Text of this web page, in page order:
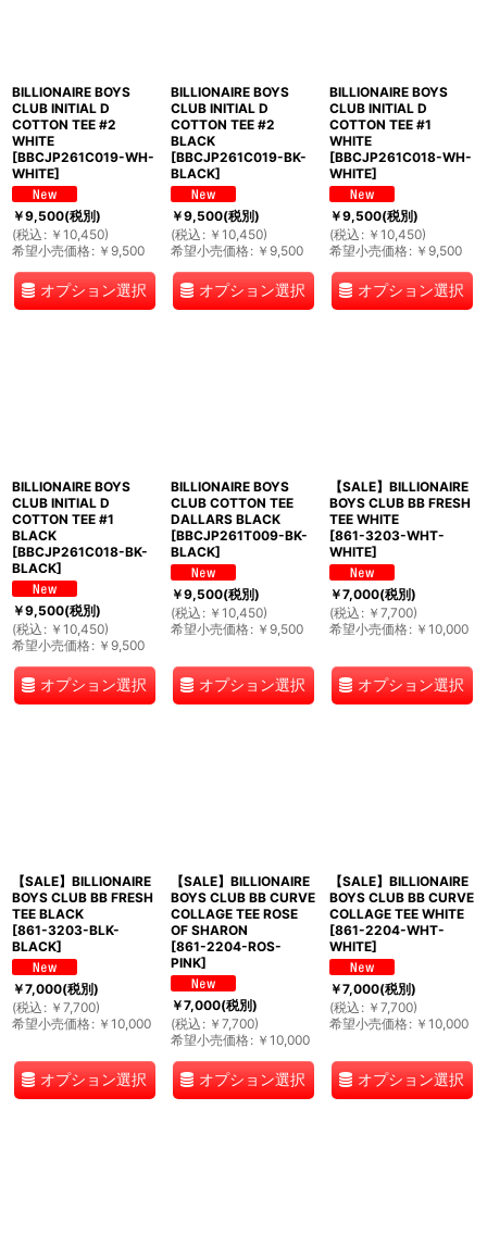
BILLIONAIRE BOYS
CLUB INITIAL D
COTTON TEE #2
WHITE
[BBCJP261C019-WH-
WHITE]
￥9,500(税別)
(税込 : ￥ 10,450)
希望小売価格: ￥ 9,500
オプション選択
BILLIONAIRE BOYS
CLUB INITIAL D
COTTON TEE #2
BLACK
[BBCJP261C019-BK-
BLACK]
￥9,500(税別)
(税込 : ￥ 10,450)
希望小売価格: ￥ 9,500
オプション選択
BILLIONAIRE BOYS
CLUB INITIAL D
COTTON TEE #1
WHITE
[BBCJP261C018-WH-
WHITE]
￥9,500(税別)
(税込 : ￥ 10,450)
希望小売価格: ￥ 9,500
オプション選択
BILLIONAIRE BOYS
CLUB INITIAL D
COTTON TEE #1
BLACK
[BBCJP261C018-BK-
BLACK]
￥9,500(税別)
(税込 : ￥ 10,450)
希望小売価格: ￥ 9,500
オプション選択
BILLIONAIRE BOYS
CLUB COTTON TEE
DALLARS BLACK
[BBCJP261T009-BK-
BLACK]
￥9,500(税別)
(税込 : ￥ 10,450)
希望小売価格: ￥ 9,500
オプション選択
【SALE】BILLIONAIRE
BOYS CLUB BB FRESH
TEE WHITE
[861-3203-WHT-
WHITE]
￥7,000(税別)
(税込 : ￥ 7,700)
希望小売価格: ￥ 10,000
オプション選択
【SALE】BILLIONAIRE
BOYS CLUB BB FRESH
TEE BLACK
[861-3203-BLK-
BLACK]
￥7,000(税別)
(税込 : ￥ 7,700)
希望小売価格: ￥ 10,000
オプション選択
【SALE】BILLIONAIRE
BOYS CLUB BB CURVE
COLLAGE TEE ROSE
OF SHARON
[861-2204-ROS-
PINK]
￥7,000(税別)
(税込 : ￥ 7,700)
希望小売価格: ￥ 10,000
オプション選択
【SALE】BILLIONAIRE
BOYS CLUB BB CURVE
COLLAGE TEE WHITE
[861-2204-WHT-
WHITE]
￥7,000(税別)
(税込 : ￥ 7,700)
希望小売価格: ￥ 10,000
オプション選択